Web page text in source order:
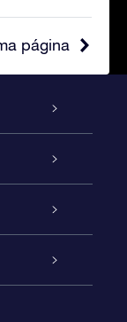
página